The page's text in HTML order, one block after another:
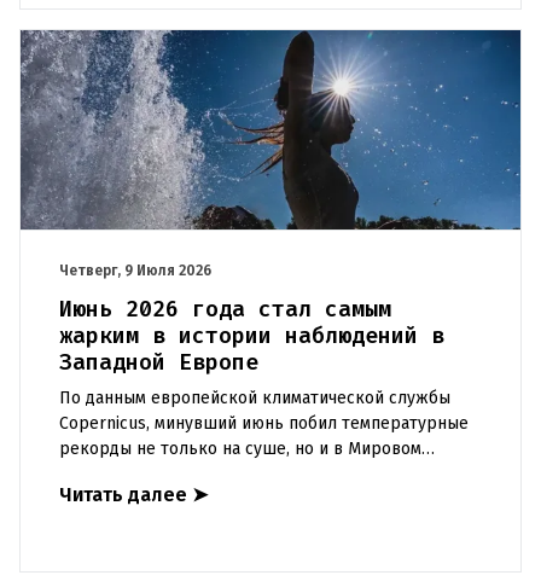
Четверг, 9 Июля 2026
Июнь 2026 года стал самым
жарким в истории наблюдений в
Западной Европе
По данным европейской климатической службы
Copernicus, минувший июнь побил температурные
рекорды не только на суше, но и в Мировом
месяцем за всю историю метеон
Читать далее ➤